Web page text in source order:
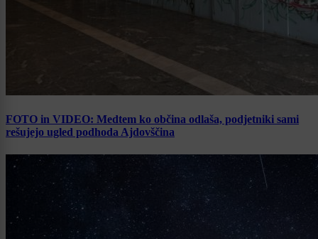
FOTO in VIDEO: Medtem ko občina odlaša, podjetniki sami
rešujejo ugled podhoda Ajdovščina